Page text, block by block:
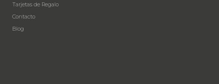
Tarjetas de Regalo
Contacto
Blog